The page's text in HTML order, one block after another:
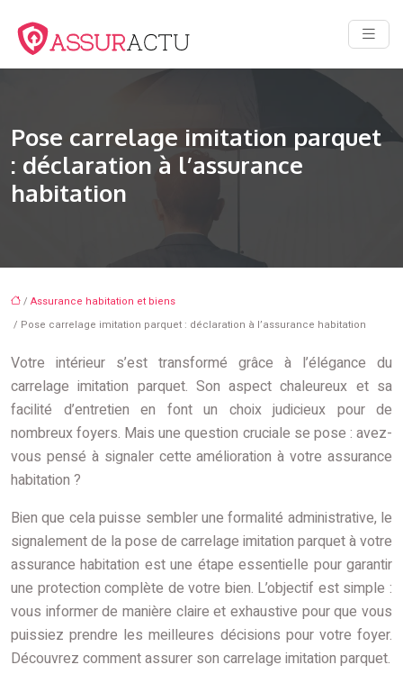
Pose carrelage imitation parquet
: déclaration à l’assurance
habitation
/ Assurance habitation et biens
/ Pose carrelage imitation parquet : déclaration à l’assurance habitation
Votre intérieur s’est transformé grâce à l’élégance du
carrelage imitation parquet. Son aspect chaleureux et sa
facilité d’entretien en font un choix judicieux pour de
nombreux foyers. Mais une question cruciale se pose : avez-
vous pensé à signaler cette amélioration à votre assurance
habitation ?
Bien que cela puisse sembler une formalité administrative, le
signalement de la pose de carrelage imitation parquet à votre
assurance habitation est une étape essentielle pour garantir
une protection complète de votre bien. L’objectif est simple :
vous informer de manière claire et exhaustive pour que vous
puissiez prendre les meilleures décisions pour votre foyer.
Découvrez comment assurer son carrelage imitation parquet.